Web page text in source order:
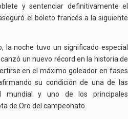
y sentenciar definitivamente el
el boleto francés a la siguiente
la noche tuvo un significado especial
un nuevo récord en la historia de
en el máximo goleador en fases
su condición de una de las
mundial y uno de los principales
de Oro del campeonato.